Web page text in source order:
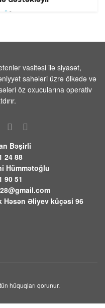
8
bildirmə və
də istəməılidir
5
etmək üçün
geri
davam
11
üzə çıxardı
vasitəsi ilə siyasət,
sahələri üzrə ölkədə və
öz oxucularına operativ
Bəşirli
24 88
Hümmətoğlu
90 51
Həsən Əliyev küçəsi 96
hüquqları qorunur.